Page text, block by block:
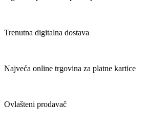
Trenutna digitalna dostava
Najveća online trgovina za platne kartice
Ovlašteni prodavač